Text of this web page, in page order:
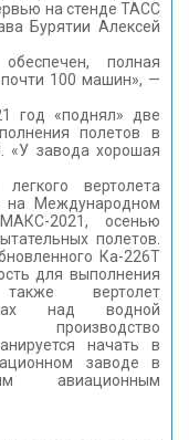
на стенде ТАСС
Бурятии Алексей
полная
100 машин», —
год «поднял» две
полетов в
«У завода хорошая
вертолета
на Международном
2021, осенью
полетов.
Ка-226Т
для выполнения
вертолет
над водной
начать в
заводе в
авиационным